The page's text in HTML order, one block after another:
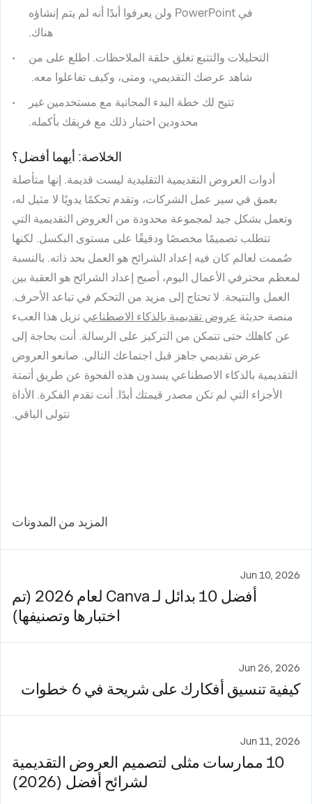
في PowerPoint ولن يعرفوا أبدًا أنه لم يتم إنشاؤه
هناك.
التحليلات والتتبع تغلق حلقة الملاحظات. اطلع على من
شاهد عرضك التقديمي، ومتى، وكيف تفاعلوا معه.
تتيح لك خطة البدء المجانية مع مستخدمين غير
محدودين اختبار ذلك مع فريقك بأكمله.
الخلاصة: أيهما أفضل؟
أدوات العروض التقديمية التقليدية ليست قديمة. إنها متأصلة
بعمق في سير عمل الشركات، وتقدم تحكمًا يدويًا لا مثيل له،
وتعمل بشكل جيد لمجموعة محدودة من العروض التقديمية التي
تتطلب تصميمًا مخصصًا ودقيقًا على مستوى البكسل. لكنها
صُممت لعالم كان فيه إعداد الشرائح هو العمل بحد ذاته. بالنسبة
لمعظم محترفي الأعمال اليوم، أصبح إعداد الشرائح هو العقبة بين
العمل والنتيجة. لا تحتاج إلى مزيد من التحكم في تباعد الأحرف.
منصة حديثة عروض تقديمية بالذكاء الاصطناعي تزيل هذا العبء
عن كاهلك حتى تتمكن من التركيز على الرسالة. أنت بحاجة إلى
عرض تقديمي جاهز قبل اجتماعك التالي. صانعو العروض
التقديمية بالذكاء الاصطناعي يسدون هذه الفجوة عن طريق أتمتة
الأجزاء التي لم تكن مصدر قيمتك أبدًا. أنت تقدم الفكرة. الأداة
تتولى الباقي.
المزيد من المدونات
Jun 10, 2026
أفضل 10 بدائل لـ Canva لعام 2026 (تم
اختبارها وتصنيفها)
Jun 26, 2026
كيفية تنسيق أفكارك على شريحة في 6 خطوات
Jun 11, 2026
10 ممارسات مثلى لتصميم العروض التقديمية
لشرائح أفضل (2026)